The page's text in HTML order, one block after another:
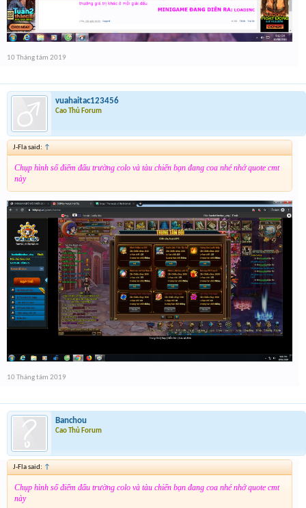
10 Tháng tám 2019
vuahaitac123456
Cao Thủ Forum
J-Fla said: ↑
Chụp hình số điểm đấu trường colo và tàu chiến bạn đang coa nhé nhớ quote cmt
này
10 Tháng tám 2019
Banchou
Cao Thủ Forum
J-Fla said: ↑
Chụp hình số điểm đấu trường colo và tàu chiến bạn đang coa nhé nhớ quote cmt
này